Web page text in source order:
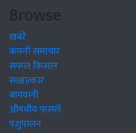
Browse
खबरें
कंपनी समाचार
सफल किसान
साक्षात्कार
बागवानी
औषधीय फसलें
पशुपालन